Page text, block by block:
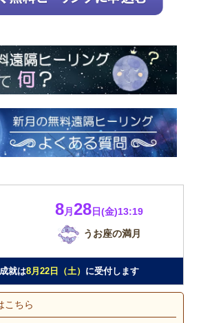
8月 28日(金)13:19
うお座の満月
就は8月22日（土） に受付します
こちら